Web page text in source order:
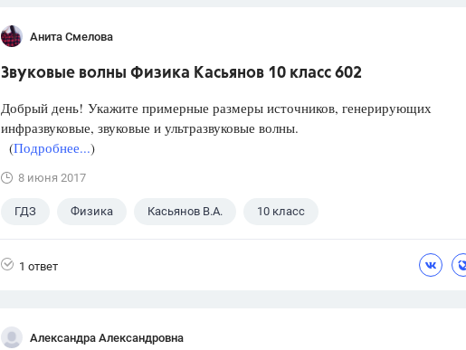
Анита Смелова
Звуковые волны Физика Касьянов 10 класс 602
Добрый день! Укажите примерные размеры источников, генерирующих
инфразвуковые, звуковые и ультразвуковые волны.
(Подробнее...)
8 июня 2017
ГДЗ Физика Касьянов В.А. 10 класс
1 ответ
Александра Александровна